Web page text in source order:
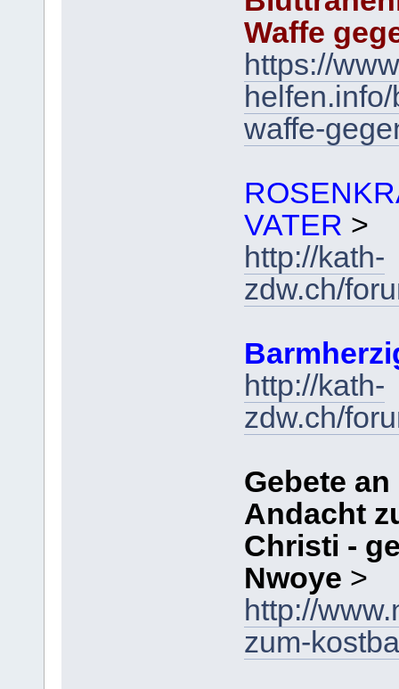
Waffe
https://
waffe-
VATER >
http://kath-
zdw.ch/
http://kath-
zdw.ch/
Gebete
Andacht
Christi -
Nwoye >
http://
zum-